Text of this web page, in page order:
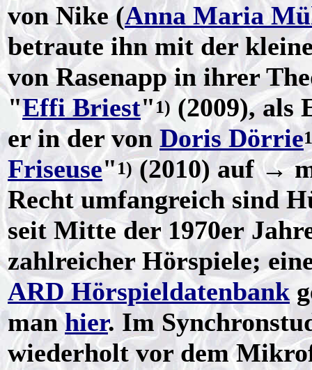
von Nike (Anna Maria
betraute ihn mit der
von Rasenapp in ihrer
"Effi Briest"1) (2009), als
er in der von Doris Dörrie
Friseuse"1)(2010) auf →
Recht umfangreich sind
seit Mitte der 1970er
zahlreicher Hörspiele;
ARD Hörspieldatenbank
manhier. Im
wiederholt vor dem